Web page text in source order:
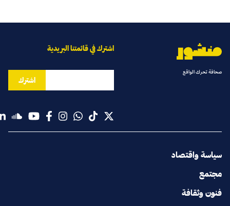
صحافة تحرك الواقع
سياسة واقتصاد
مجتمع
فنون وثقافة
اشترك في قائمتنا البريدية
اشترك